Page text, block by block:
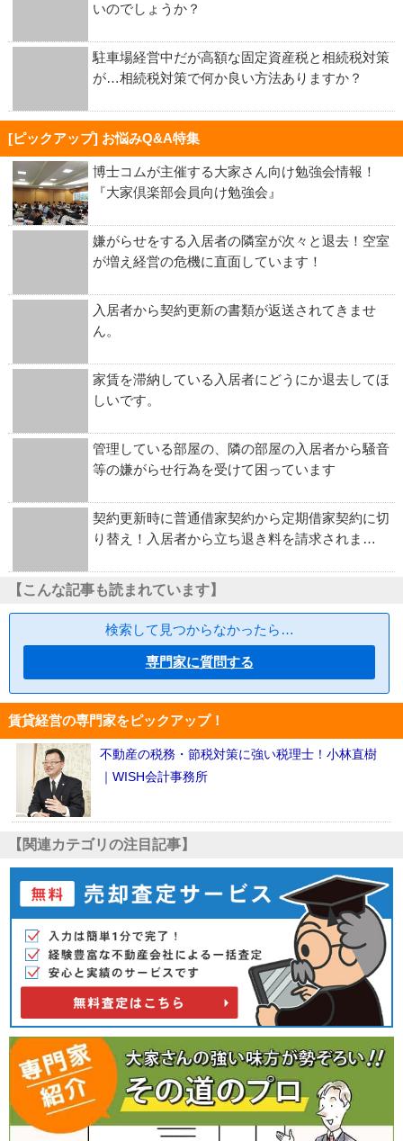
いのでしょうか？
駐車場経営中だが高額な固定資産税と相続税対策
が…相続税対策で何か良い方法ありますか？
[ピックアップ] お悩みQ&A特集
博士コムが主催する大家さん向け勉強会情報！
『大家倶楽部会員向け勉強会』
嫌がらせをする入居者の隣室が次々と退去！空室
が増え経営の危機に直面しています！
入居者から契約更新の書類が返送されてきませ
ん。
家賃を滞納している入居者にどうにか退去してほ
しいです。
管理している部屋の、隣の部屋の入居者から騒音
等の嫌がらせ行為を受けて困っています
契約更新時に普通借家契約から定期借家契約に切
り替え！入居者から立ち退き料を請求されま…
【こんな記事も読まれています】
検索して見つからなかったら…
専門家に質問する
賃貸経営の専門家をピックアップ！
不動産の税務・節税対策に強い税理士！小林直樹
｜WISH会計事務所
【関連カテゴリの注目記事】